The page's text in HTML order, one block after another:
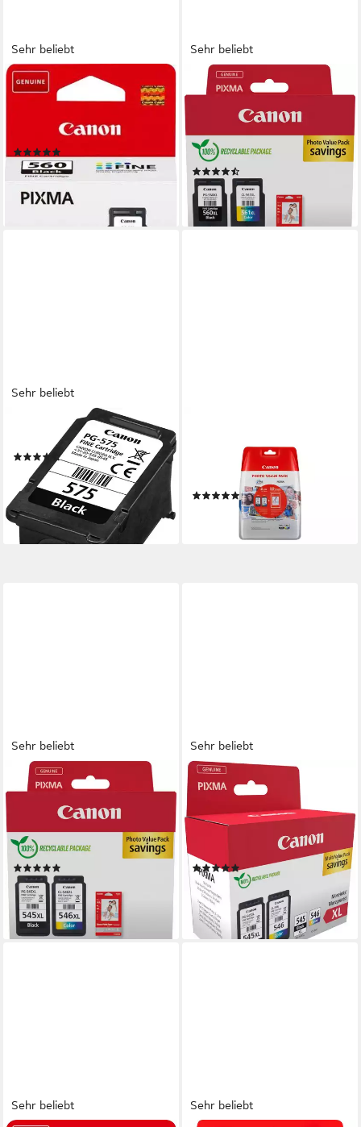
Sehr beliebt
CANON
PG-560 Tintenpatrone
schwarz)
ab 21,23 €
lieferbar - in 2-3 Werktagen bei dir
Sehr beliebt
CANON
PG-560XL Schwarz und CL-
561XL Farbe + Fotopapier
Vorteilspack Tintenpatrone
(Packung)
ab 47,91 €
lieferbar - in 2-3 Werktagen bei dir
Sehr beliebt
PG-575 Tintenpatrone
(91)
ab 12,71 € UVP14,99 €
-15%
lieferbar - in 2-3 Werktagen bei dir
Tintenpatronen Multipack
Blister Tintenpatrone
(7)
lieferbar - in 2-3 Werktagen bei dir
Sehr beliebt
CANON
PG-545XL/CL-546XL Tinte
mit hoher Reichweite +
Fotopapier Value Pack
Tintenpatrone (Packung)
ab 48,76 €
lieferbar - in 2-3 Werktagen bei dir
Sehr beliebt
PG-545XL/CL-546XL +
Photo Value Pack
Tintenpatrone (Packung, 2-
tlg)
(29)
48,23 € UVP
-15%
lieferbar - in 2-3 Werktagen bei dir
Sehr beliebt Sehr beliebt